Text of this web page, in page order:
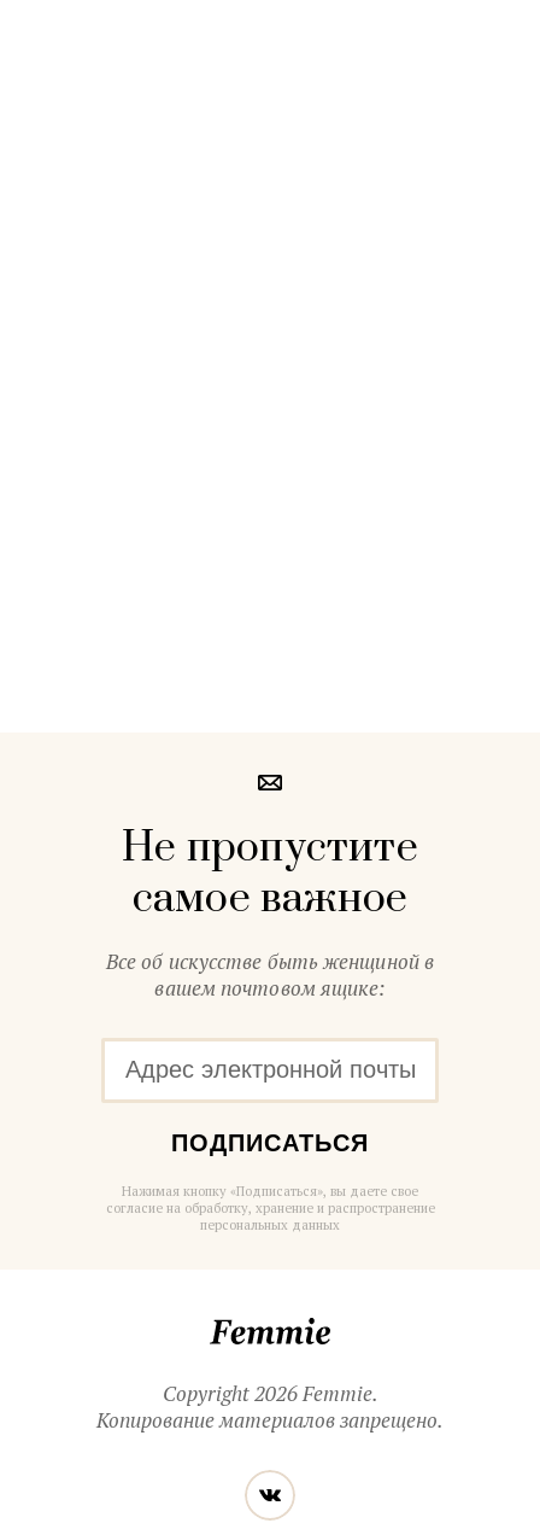
Не пропустите
самое важное
Все об искусстве быть женщиной в
вашем почтовом ящике:
ПОДПИСАТЬСЯ
Нажимая кнопку «Подписаться», вы даете свое
согласие на обработку, хранение и распространение
персональных данных
Copyright 2026 Femmie.
Копирование материалов запрещено.
Читайте
нас